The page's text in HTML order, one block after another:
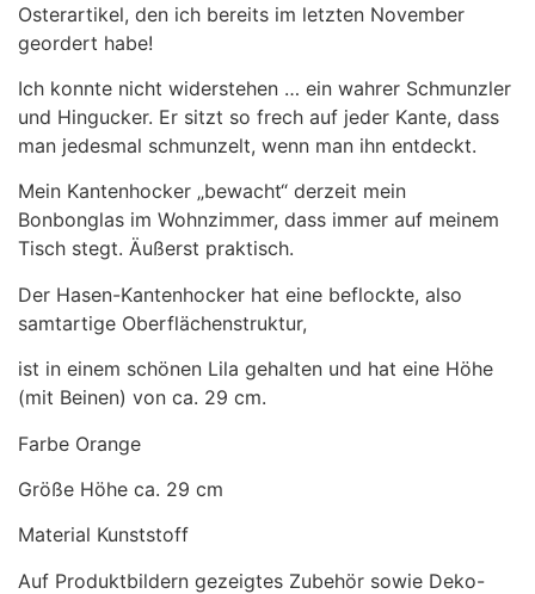
Osterartikel, den ich bereits im letzten November
geordert habe!
Ich konnte nicht widerstehen … ein wahrer Schmunzler
und Hingucker. Er sitzt so frech auf jeder Kante, dass
man jedesmal schmunzelt, wenn man ihn entdeckt.
Mein Kantenhocker „bewacht“ derzeit mein
Bonbonglas im Wohnzimmer, dass immer auf meinem
Tisch stegt. Äußerst praktisch.
Der Hasen-Kantenhocker hat eine beflockte, also
samtartige Oberflächenstruktur,
ist in einem schönen Lila gehalten und hat eine Höhe
(mit Beinen) von ca. 29 cm.
Farbe Orange
Größe Höhe ca. 29 cm
Material Kunststoff
Auf Produktbildern gezeigtes Zubehör sowie Deko-